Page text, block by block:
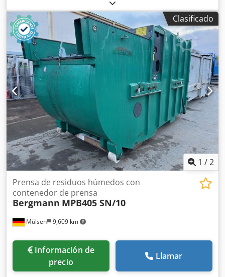
fabricación: 2016 Horas de funcionamiento: solo aprox. 950
Carga útil: 6.000 kg Peso en vacío: 4.045 kg Capacidad de
tolva (ras): 2,5 m³ Cedpfx Acjyaa S Esmjrf Capacidad de
tolva (colmada): 3,6 m³ Sistema de tolva: tolva basculante e
hidráulica, giratoria 180° Altura: 3.107 mm Ancho: 2.018
mm Longitud: 4.489 mm Altura libre al suelo: 2.373 mm
Velocidad: 0-28 km/h Peso total por carretera: 7.490 kg,
Carga útil por carretera: 3.190 kg La oferta está dirigida
exclusivamente a comerciantes en el sentido del §14 BGB.
Clasificado
1 /2
Mülsen 9,609 km
Prensa de residuos húmedos con
contenedor de prensa
Bergmann MPB405 SN/10
Información de
precio
Llamar